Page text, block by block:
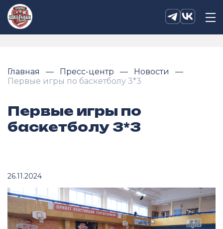
Главная Пресс-центр
Новости
Первые игры по баскетболу 3*3
Первые игры по
баскетболу 3*3
26.11.2024